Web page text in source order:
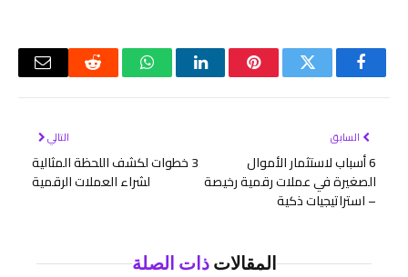
فيسبوكتويتر بينتيريستلينكدإن واتسابرديت
البريد
السابق
6 أسباب لاستثمار الأموال
الصغيرة في عملات رقمية رخيصة
– استراتيجيات ذكية
التالي
3 خطوات لكشف اللحظة المثالية
لشراء العملات الرقمية
المقالاتذات الصلة